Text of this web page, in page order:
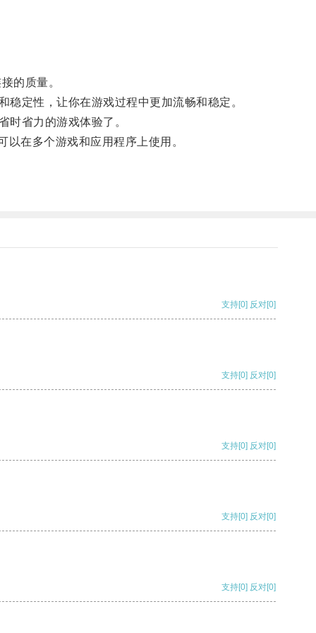
的质量。
定性，让你在游戏过程中更加流畅和稳定。
省力的游戏体验了。
在多个游戏和应用程序上使用。
支持[0] 反对[0]
支持[0] 反对[0]
支持[0] 反对[0]
支持[0] 反对[0]
支持[0] 反对[0]